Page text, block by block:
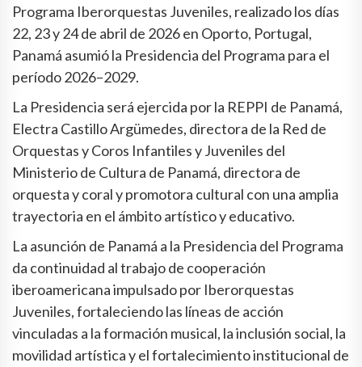
Programa Iberorquestas Juveniles, realizado los días
22, 23 y 24 de abril de 2026 en Oporto, Portugal,
Panamá asumió la Presidencia del Programa para el
período 2026–2029.
La Presidencia será ejercida por la REPPI de Panamá,
Electra Castillo Argümedes, directora de la Red de
Orquestas y Coros Infantiles y Juveniles del
Ministerio de Cultura de Panamá, directora de
orquesta y coral y promotora cultural con una amplia
trayectoria en el ámbito artístico y educativo.
La asunción de Panamá a la Presidencia del Programa
da continuidad al trabajo de cooperación
iberoamericana impulsado por Iberorquestas
Juveniles, fortaleciendo las líneas de acción
vinculadas a la formación musical, la inclusión social, la
movilidad artística y el fortalecimiento institucional de